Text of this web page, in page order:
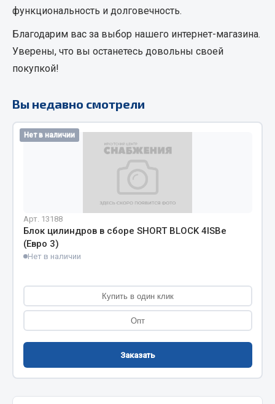
Весь раздел
МЕТИЗЫ
Пресс-масленки
Показать ещё
Весь раздел
Camozzi
Угольники
функциональность и долговечность.
Благодарим вас за выбор нашего интернет-магазина.
Уверены, что вы останетесь довольны своей
покупкой!
Вы недавно смотрели
Нет в наличии
Арт. 13188
Блок цилиндров в сборе SHORT BLOCK 4ISBe
(Евро 3)
Нет в наличии
Купить в один клик
Опт
Заказать